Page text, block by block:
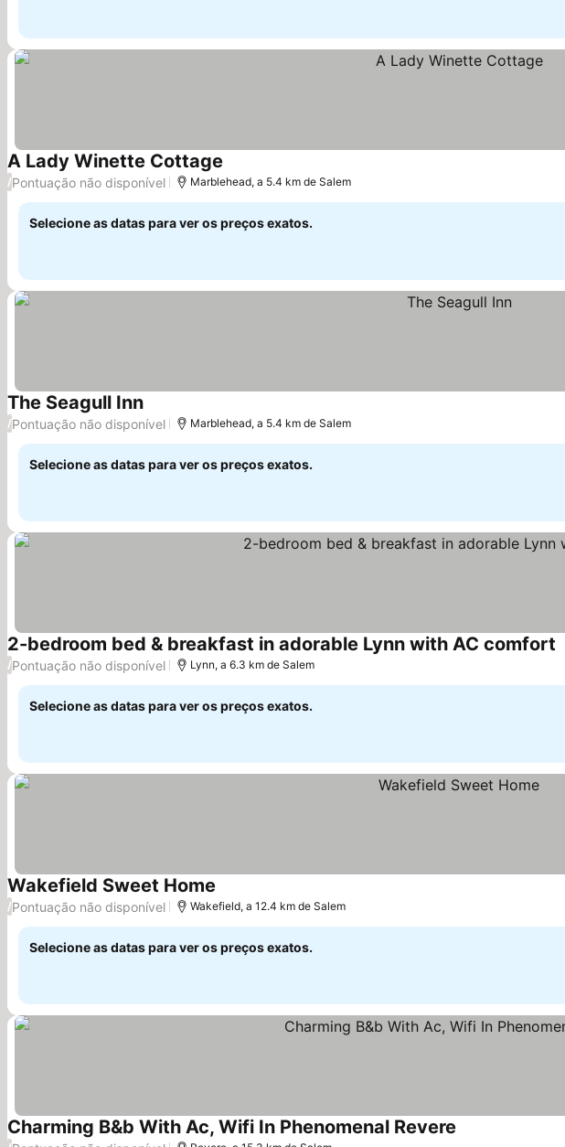
A Lady Winette Cottage
/Pontuação não disponível Marblehead, a 5.4 km de Salem
Selecione as datas para ver os preços exatos.
The Seagull Inn
/Pontuação não disponível Marblehead, a 5.4 km de Salem
Selecione as datas para ver os preços exatos.
2-bedroom bed & breakfast in adorable Lynn with AC comfort
/Pontuação não disponível Lynn, a 6.3 km de Salem
Selecione as datas para ver os preços exatos.
Wakefield Sweet Home
/Pontuação não disponível Wakefield, a 12.4 km de Salem
Selecione as datas para ver os preços exatos.
Charming B&b With Ac, Wifi In Phenomenal Revere